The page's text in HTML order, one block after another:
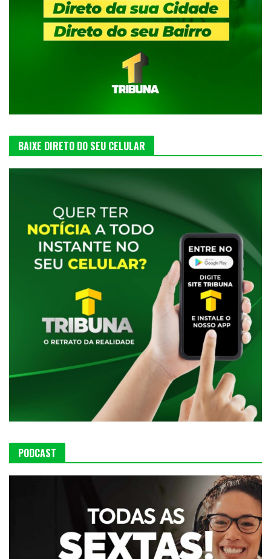
BAIXE DIRETO DO SEU CELULAR
PODCAST